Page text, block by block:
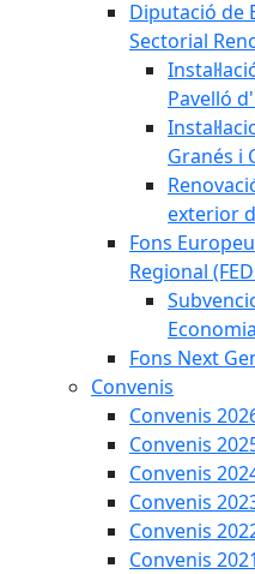
Diputació de
Sectorial
Pavelló
Granés i
exterior
Fons
Regional
Fons Next
Convenis
Convenis
Convenis
Convenis
Convenis
Convenis
Convenis 2021